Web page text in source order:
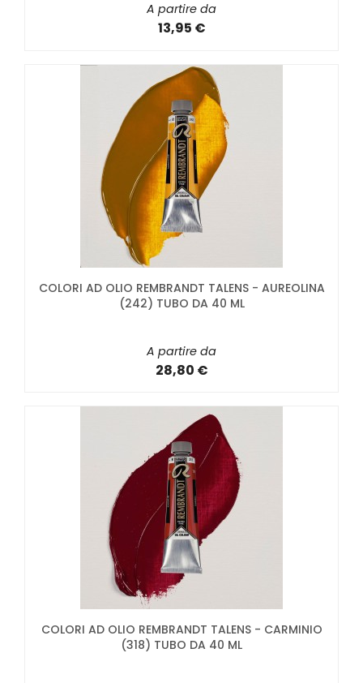
A partire da
13,95 €
COLORI AD OLIO REMBRANDT TALENS - AUREOLINA
(242) TUBO DA 40 ML
A partire da
28,80 €
COLORI AD OLIO REMBRANDT TALENS - CARMINIO
(318) TUBO DA 40 ML